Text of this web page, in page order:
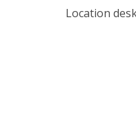
Location